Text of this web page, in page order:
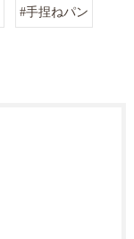
#手捏ねパン